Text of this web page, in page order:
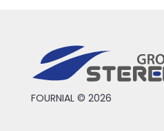
FOURNIAL © 2026